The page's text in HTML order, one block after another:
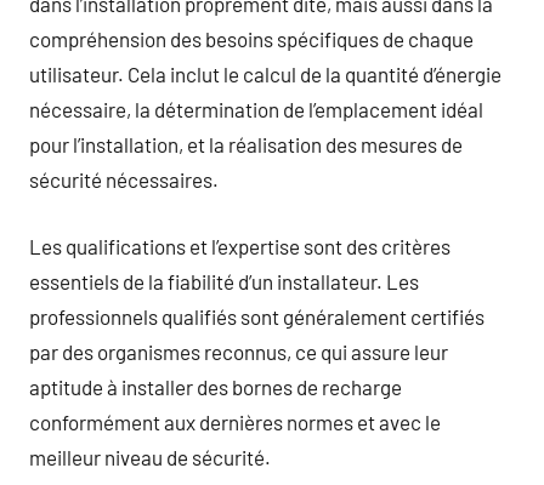
compréhension des besoins spécifiques de chaque
utilisateur. Cela inclut le calcul de la quantité d’énergie
nécessaire, la détermination de l’emplacement idéal
pour l’installation, et la réalisation des mesures de
sécurité nécessaires.
Les qualifications et l’expertise sont des critères
essentiels de la fiabilité d’un installateur. Les
professionnels qualifiés sont généralement certifiés
par des organismes reconnus, ce qui assure leur
aptitude à installer des bornes de recharge
conformément aux dernières normes et avec le
meilleur niveau de sécurité.